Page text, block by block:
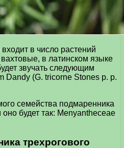
входит в число растений
в латинском языке
звучать следующим
Dandy (G. tricorne Stones p. p.
семейства подмаренника
оно будет так: Menyantheceae
трехрогового